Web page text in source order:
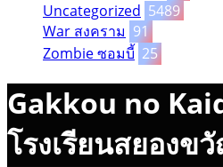
Uncategorized 5489
War สงคราม 91
Zombie ซอมบี้ 25
Gakkou no
โรงเรียนสยองข